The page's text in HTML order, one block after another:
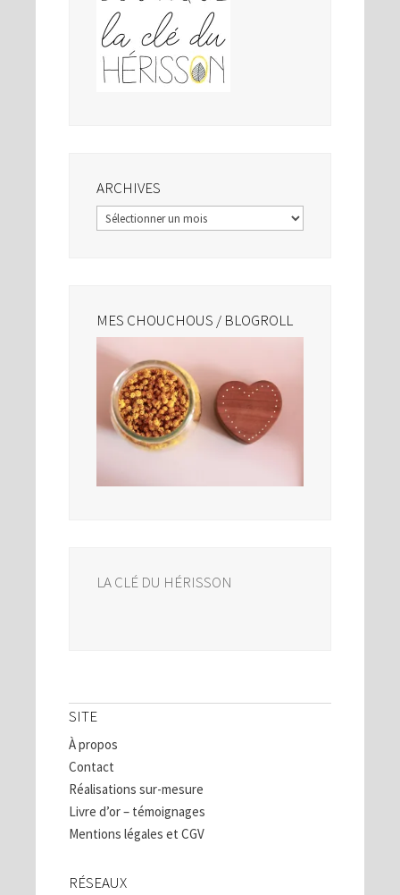
ARCHIVES
Archives
MES CHOUCHOUS / BLOGROLL
LA CLÉ DU HÉRISSON
SITE
À propos
Contact
Réalisations sur-mesure
Livre d’or – témoignages
Mentions légales et CGV
RÉSEAUX